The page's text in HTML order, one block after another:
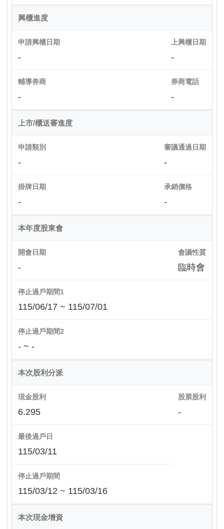
興櫃進度
申請興櫃日期
-
上興櫃日期
-
輔導券商
-
券商電話
-
上市/櫃送審進度
申請類別
-
審議通過日期
-
掛牌日期
-
承銷價格
-
本年度股東會
開會日期
-
會議性質
臨時會
停止過戶期間1
115/06/17 ~ 115/07/01
停止過戶期間2
- ~ -
本次股利分派
現金股利
6.295
股票股利
-
最後過戶日
115/03/11
停止過戶期間
115/03/12 ~ 115/03/16
本次現金增資